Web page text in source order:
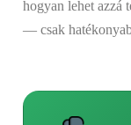
hogyan lehet azzá
— csak